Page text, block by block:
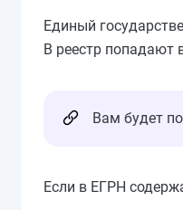
Единый
В реестр попадают
Вам будет
Если в ЕГРН